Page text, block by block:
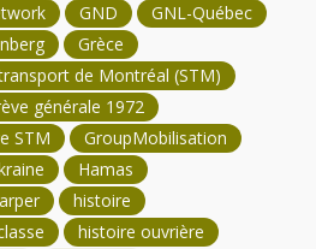
GND
GNL-Québec
Grèce
de Montréal (STM)
générale 1972
STM
GroupMobilisation
Hamas
histoire
histoire ouvrière